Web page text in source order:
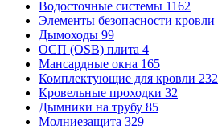
Водосточные системы 1162
Элементы безопасности кровли
Дымоходы 99
ОСП (OSB) плита 4
Мансардные окна 165
Комплектующие для кровли 232
Кровельные проходки 32
Дымники на трубу 85
Молниезащита 329